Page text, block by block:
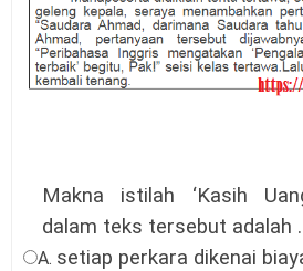
Makna istilah ‘Kasih
dalam teks tersebut adalah
A. setiap perkara dikenai